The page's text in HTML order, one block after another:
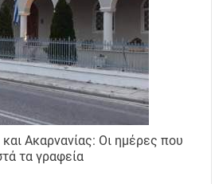
Ακαρνανίας: Οι ημέρες που
τα γραφεία